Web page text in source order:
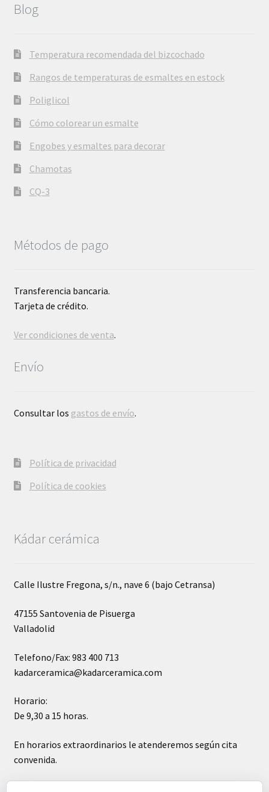
Blog
Temperatura recomendada del bizcochado
Rangos de temperaturas de esmaltes en estock
Poliglicol
Cómo colorear un esmalte
Engobes y esmaltes para decorar
Chamotas
CQ-3
Métodos de pago
Transferencia bancaria.
Tarjeta de crédito.
Ver condiciones de venta.
Envío
Consultar los gastos de envío.
Política de privacidad
Política de cookies
Kádar cerámica
Calle Ilustre Fregona, s/n., nave 6 (bajo Cetransa)
47155 Santovenia de Pisuerga
Valladolid
Telefono/Fax: 983 400 713
kadarceramica@kadarceramica.com
Horario:
De 9,30 a 15 horas.
En horarios extraordinarios le atenderemos según cita
convenida.